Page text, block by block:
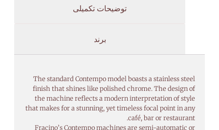
توضیحات تکمیلی
برند
The standard Contempo model boasts a stainless steel
finish that shines like polished chrome. The design of
the machine reflects a modern interpretation of style
that makes for a stunning, yet timeless focal point in any
café, bar or restaurant.
Fracino’s Contempo machines are semi-automatic or